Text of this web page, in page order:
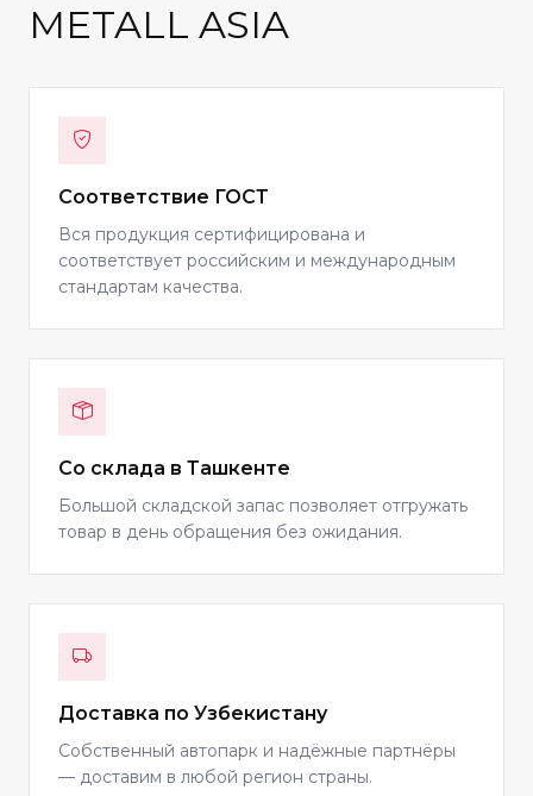
METALL ASIA
Соответствие ГОСТ
Вся продукция сертифицирована и
соответствует российским и международным
стандартам качества.
Со склада в Ташкенте
Большой складской запас позволяет отгружать
товар в день обращения без ожидания.
Доставка по Узбекистану
Собственный автопарк и надёжные партнёры
— доставим в любой регион страны.